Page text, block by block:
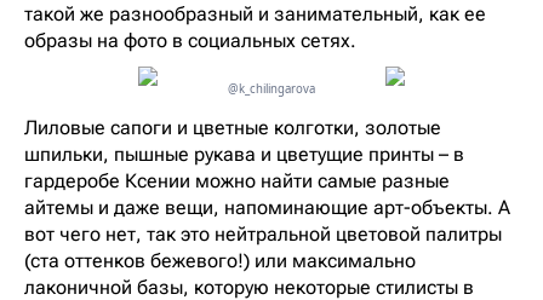
такой же разнообразный и занимательный, как ее
образы на фото в социальных сетях.
@k_chilingarova
Лиловые сапоги и цветные колготки, золотые
шпильки, пышные рукава и цветущие принты – в
гардеробе Ксении можно найти самые разные
айтемы и даже вещи, напоминающие арт-объекты. А
вот чего нет, так это нейтральной цветовой палитры
(ста оттенков бежевого!) или максимально
лаконичной базы, которую некоторые стилисты в